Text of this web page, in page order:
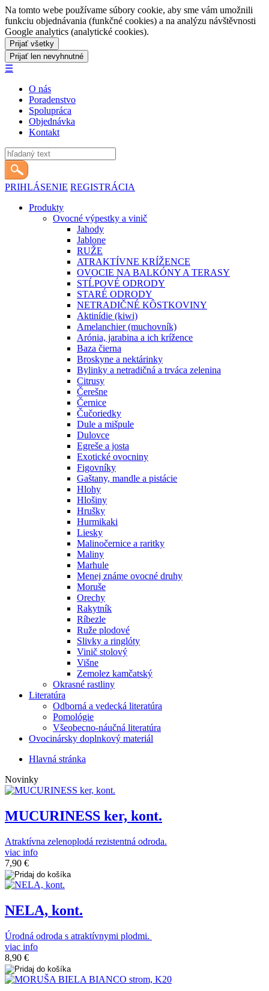
Na tomto webe používame súbory cookie, aby sme vám umožnili
funkciu objednávania (funkčné cookies) a na analýzu návštěvnosti
Google analytics (analytické cookies).
☰
O nás
Poradenstvo
Spolupráca
Objednávka
Kontakt
PRIHLÁSENIE REGISTRÁCIA
Produkty
Ovocné výpestky a vinič
Jahody
Jablone
RUŽE
ATRAKTÍVNE KRÍŽENCE
OVOCIE NA BALKÓNY A TERASY
STĹPOVÉ ODRODY
STARÉ ODRODY
NETRADIČNÉ KÔSTKOVINY
Aktinídie (kiwi)
Amelanchier (muchovník)
Arónia, jarabina a ich krížence
Baza čierna
Broskyne a nektárinky
Bylinky a netradičná a trváca zelenina
Citrusy
Čerešne
Černice
Čučoriedky
Dule a mišpule
Dulovce
Egreše a josta
Exotické ovocniny
Figovníky
Gaštany, mandle a pistácie
Hlohy
Hlošiny
Hrušky
Hurmikaki
Liesky
Malinočernice a raritky
Maliny
Marhule
Menej známe ovocné druhy
Moruše
Orechy
Rakytník
Ríbezle
Ruže plodové
Slivky a ringlóty
Vinič stolový
Višne
Zemolez kamčatský
Okrasné rastliny
Literatúra
Odborná a vedecká literatúra
Pomológie
Všeobecno-náučná literatúra
Ovocinársky doplnkový materiál
Hlavná stránka
Novinky
MUCURINESS ker, kont.
Atraktívna zelenoplodá rezistentná odroda.
viac info
7,90 €
NELA, kont.
Úrodná odroda s atraktívnymi plodmi.
viac info
8,90 €